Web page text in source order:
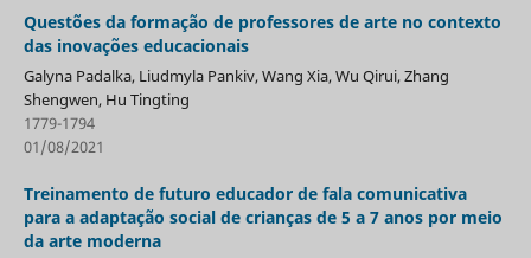
Questões da formação de professores de arte no contexto
das inovações educacionais
Galyna Padalka, Liudmyla Pankiv, Wang Xia, Wu Qirui, Zhang
Shengwen, Hu Tingting
1779-1794
01/08/2021
Treinamento de futuro educador de fala comunicativa
para a adaptação social de crianças de 5 a 7 anos por meio
da arte moderna